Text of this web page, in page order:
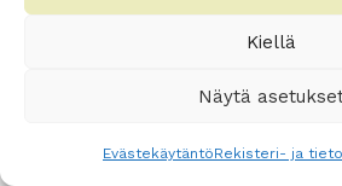
Kiellä
Näytä
EvästekäytäntöRekisteri- ja